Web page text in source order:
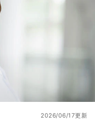
2026/06/17更新